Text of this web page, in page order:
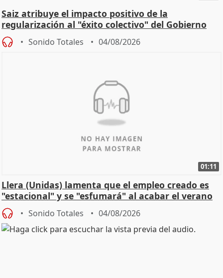
Saiz atribuye el impacto positivo de la
regularización al "éxito colectivo" del Gobierno
Sonido Totales 04/08/2026
01:11
Llera (Unidas) lamenta que el empleo creado es
"estacional" y se "esfumará" al acabar el verano
Sonido Totales 04/08/2026